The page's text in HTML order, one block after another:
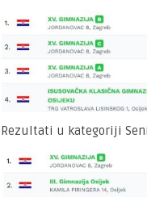
Rezultati u kategoriji